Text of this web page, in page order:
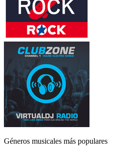
Géneros musicales más populares